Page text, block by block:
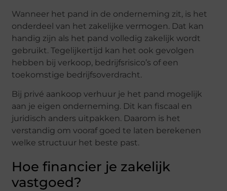
Wanneer het pand in de onderneming zit, is het
onderdeel van het zakelijke vermogen. Dat kan
handig zijn als het pand volledig zakelijk wordt
gebruikt. Tegelijkertijd kan het ook gevolgen
hebben bij verkoop, bedrijfsrisico’s of een
toekomstige bedrijfsoverdracht.
Bij privé aankoop verhuur je het pand mogelijk
aan je eigen onderneming. Dit kan fiscaal en
juridisch anders uitpakken. Daarom is het
verstandig om vooraf goed te laten berekenen
welke structuur het beste past.
Hoe financier je zakelijk
vastgoed?